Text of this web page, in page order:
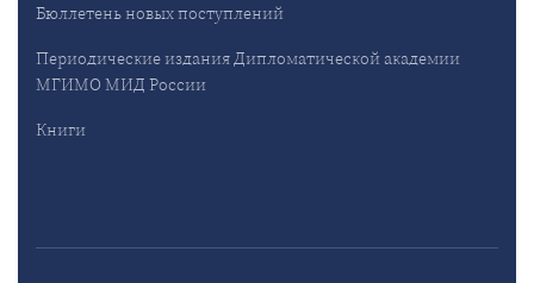
Бюллетень новых поступлений
Периодические издания Дипломатической академии
МГИМО МИД России
Книги